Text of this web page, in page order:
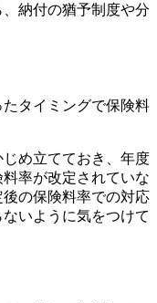
納付の猶予制度や分
タイミングで保険料
め立てておき、年度
率が改定されていな
の保険料率での対応
いように気をつけて